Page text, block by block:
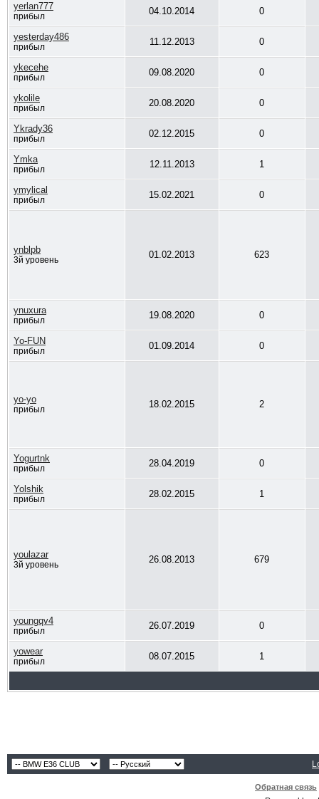
yerlan777
прибыл 04.10.2014 0
yesterday486
прибыл 11.12.2013 0
ykecehe
прибыл 09.08.2020 0
ykolile
прибыл 20.08.2020 0
Ykrady36
прибыл 02.12.2015 0
Ymka
прибыл 12.11.2013 1
ymylical
прибыл 15.02.2021 0
ynblpb
3й уровень 01.02.2013 623
ynuxura
прибыл 19.08.2020 0
Yo-FUN
прибыл 01.09.2014 0
yo-yo
прибыл 18.02.2015 2
Yogurtnk
прибыл 28.04.2019 0
Yolshik
прибыл 28.02.2015 1
youlazar
3й уровень 26.08.2013 679
youngqv4
прибыл 26.07.2019 0
yowear
прибыл 08.07.2015 1
Обратная связь